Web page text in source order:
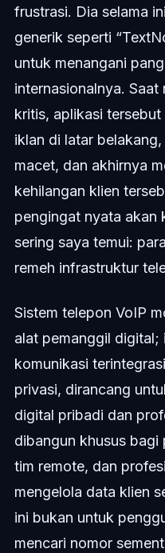
frustrasi. Dia selama
generik seperti
untuk menangani
internasionalnya.
kritis, aplikasi
iklan di latar
macet, dan akhirnya
kehilangan klien
pengingat nyata akan
sering saya temui:
remeh infrastruktur
Sistem telepon VoIP
alat pemanggil digital;
komunikasi
privasi, dirancang
digital pribadi dan
dibangun khusus
tim remote, dan
mengelola data klien
ini bukan untuk
mencari nomor